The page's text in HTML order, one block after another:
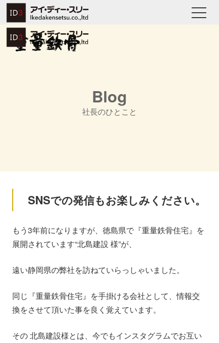
Blog
社長のひとこと
SNSでの発信もお楽しみください。
もう3年前になりますが、徳島県で『重量鉄骨住宅』を
展開されています“北島建設 様”が、
遠い静岡県の弊社を訪ねていらっしゃいました。
同じ『重量鉄骨住宅』を手掛ける会社として、情報交
換をさせて頂いた事を良く覚えています。
その 北島建設様とは、今でもインスタグラムでお互い